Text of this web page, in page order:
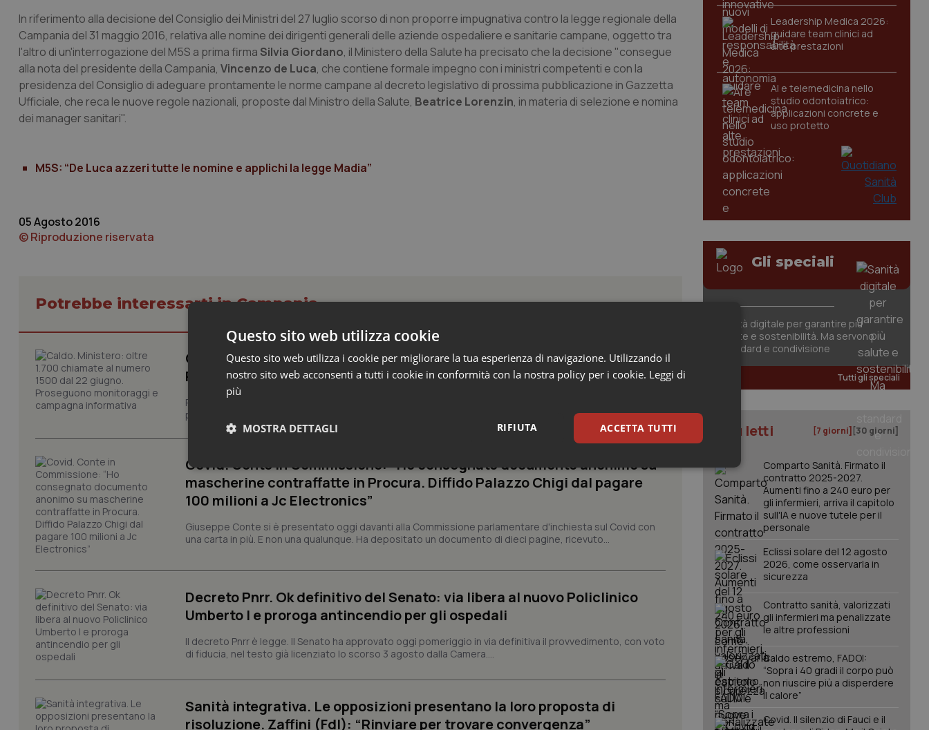
In riferimento alla decisione del Consiglio dei Ministri del 27 luglio scorso di non proporre impugnativa contro la legge regionale della
Campania del 31 maggio 2016, relativa alle nomine dei dirigenti generali delle aziende ospedaliere e sanitarie campane, oggetto tra
l'altro di un'interrogazione del M5S a prima firma Silvia Giordano, il Ministero della Salute ha precisato che la decisione "consegue
alla nota del presidente della Campania, Vincenzo de Luca, che contiene formale impegno con i ministri competenti e con la
presidenza del Consiglio di adeguare prontamente le norme campane al decreto legislativo di prossima pubblicazione in Gazzetta
Ufficiale, che reca le nuove regole nazionali, proposte dal Ministro della Salute, Beatrice Lorenzin, in materia di selezione e nomina
dei manager sanitari".
M5S: “De Luca azzeri tutte le nomine e applichi la legge Madia”
05 Agosto 2016
© Riproduzione riservata
Potrebbe interessarti in Campania
Caldo. Ministero: oltre 1.700 chiamate al numero 1500 dal 22 giugno.
Proseguono monitoraggi e campagna informativa
Prosegue il monitoraggio delle ondate di calore e la campagna di informazione del Ministero della Salute
per limitare gli effetti delle alte temperature sulla salute, in un'estate caratterizzata da ripetuti...
Covid. Conte in Commissione: “Ho consegnato documento anonimo su
mascherine contraffatte in Procura. Diffido Palazzo Chigi dal pagare
100 milioni a Jc Electronics”
Giuseppe Conte si è presentato oggi davanti alla Commissione parlamentare d'inchiesta sul Covid con
una carta in più. E non una qualunque. Ha depositato un documento di dieci pagine, ricevuto...
Decreto Pnrr. Ok definitivo del Senato: via libera al nuovo Policlinico
Umberto I e proroga antincendio per gli ospedali
Il decreto Pnrr è legge. Il Senato ha approvato oggi pomeriggio in via definitiva il provvedimento, con voto
di fiducia, nel testo già licenziato lo scorso 3 agosto dalla Camera....
Sanità integrativa. Le opposizioni presentano la loro proposta di
risoluzione. Zaffini (FdI): “Rinviare per trovare convergenza”
Leadership Medica 2026:
guidare team clinici ad
alte prestazioni
AI e telemedicina nello
studio odontoiatrico:
applicazioni concrete e
uso protetto
Gli speciali
Sanità digitale per garantire più
salute e sostenibilità. Ma servono
standard e condivisione
Tutti gli speciali
I più letti [7 giorni] [30 giorni]
Comparto Sanità. Firmato il
contratto 2025-2027.
Aumenti fino a 240 euro per
gli infermieri, arriva il capitolo
sull'IA e nuove tutele per il
personale
Eclissi solare del 12 agosto
2026, come osservarla in
sicurezza
Contratto sanità, valorizzati
gli infermieri ma penalizzate
le altre professioni
Caldo estremo, FADOI:
“Sopra i 40 gradi il corpo può
non riuscire più a disperdere
il calore”
Covid. Il silenzio di Fauci e il
Questo sito web utilizza cookie
Questo sito web utilizza i cookie per migliorare la tua esperienza di navigazione. Utilizzando il
nostro sito web acconsenti a tutti i cookie in conformità con la nostra policy per i cookie. Leggi di
più
ACCETTA TUTTI
RIFIUTA
MOSTRA DETTAGLI
Necessari Statistici Marketing
I cookie necessari contribuiscono a rendere fruibile il sito web abilitandone funzionalità di base quali la navigazione sulle pagine
e l'accesso alle aree protette del sito. Il sito web non è in grado di funzionare correttamente senza questi cookie.
Nome
Fornitore /Dominio Scadenza
Descrizione
VISITOR_PRIVACY_METADATA
YouTube
.youtube.com
5 mesi 4
settimane
Questo cookie viene utilizzato per memorizzare le
impostazioni sulla privacy, garantendo che le loro
CookieScriptConsent
CookieScript
www.quotidianosanita.it
5 mesi 3
settimane
Questo cookie viene utilizzato dal servizio Cookie-
Script.com per ricordare le preferenze di consenso